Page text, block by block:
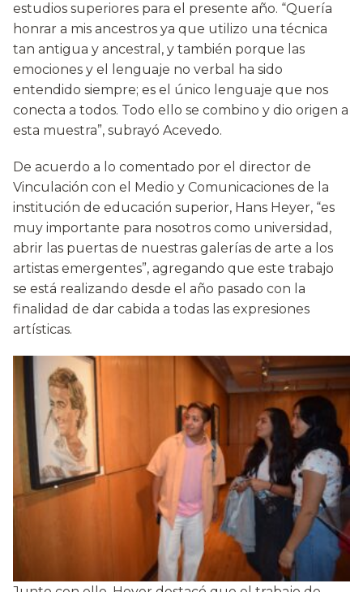
estudios superiores para el presente año. “Quería
honrar a mis ancestros ya que utilizo una técnica
tan antigua y ancestral, y también porque las
emociones y el lenguaje no verbal ha sido
entendido siempre; es el único lenguaje que nos
conecta a todos. Todo ello se combino y dio origen a
esta muestra”, subrayó Acevedo.
De acuerdo a lo comentado por el director de
Vinculación con el Medio y Comunicaciones de la
institución de educación superior, Hans Heyer, “es
muy importante para nosotros como universidad,
abrir las puertas de nuestras galerías de arte a los
artistas emergentes”, agregando que este trabajo
se está realizando desde el año pasado con la
finalidad de dar cabida a todas las expresiones
artísticas.